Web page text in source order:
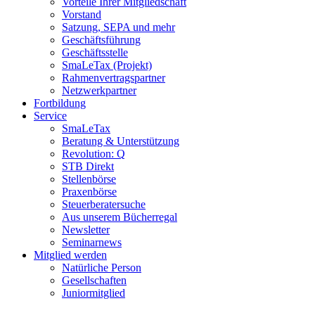
Vorstand
Satzung, SEPA und mehr
Geschäftsführung
Geschäftsstelle
SmaLeTax (Projekt)
Rahmenvertragspartner
Netzwerkpartner
Fortbildung
Service
SmaLeTax
Beratung & Unterstützung
Revolution: Q
STB Direkt
Stellenbörse
Praxenbörse
Steuerberatersuche
Aus unserem Bücherregal
Newsletter
Seminarnews
Mitglied werden
Natürliche Person
Gesellschaften
Juniormitglied